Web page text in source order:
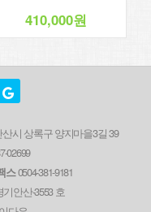
410,000원
시 상록구 양지마을3길 39
02699
스0504-381-9181
안산-3553 호